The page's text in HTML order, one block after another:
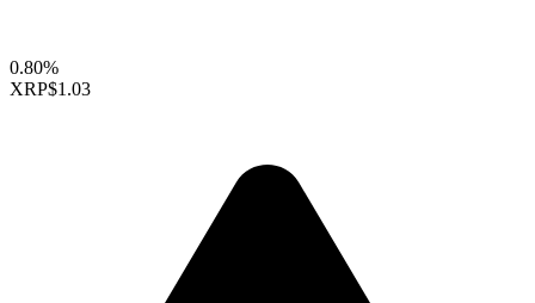
0.80%
XRP$1.03